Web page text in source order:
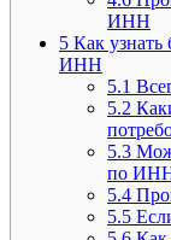
ИНН
5 Как узнать
ИНН
5.1
5.2
5.3
по
5.4
5.5